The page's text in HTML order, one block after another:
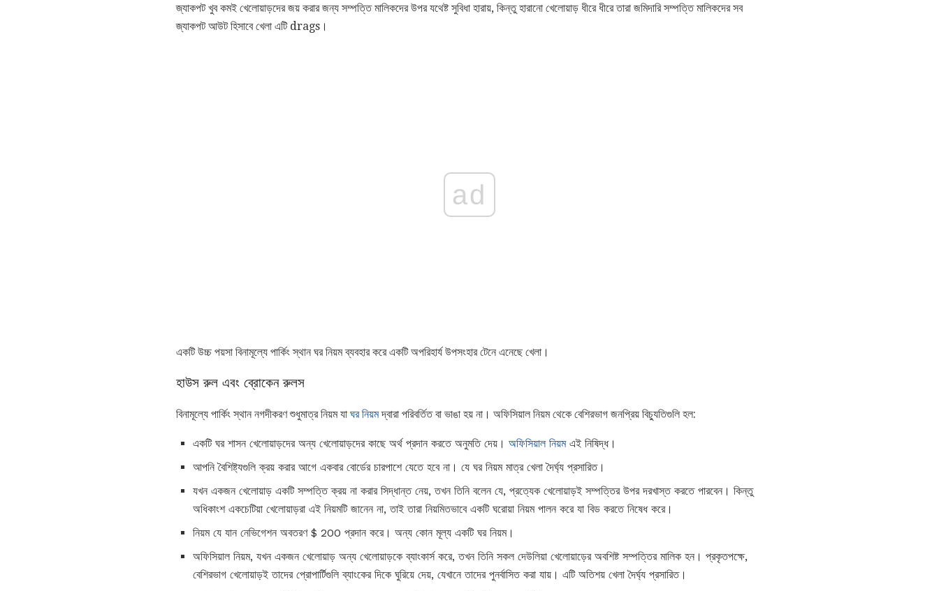
জ্যাকপট খুব কমই খেলোয়াড়দের জয় করার জন্য সম্পত্তি মালিকদের উপর যথেষ্ট সুবিধা হারায়, কিন্তু হারানো খেলোয়াড় ধীরে ধীরে তারা জমিদারি সম্পত্তি মালিকদের সব
জ্যাকপট আউট হিসাবে খেলা এটি drags।
ad
একটি উচ্চ পয়সা বিনামূল্যে পার্কিং স্থান ঘর নিয়ম ব্যবহার করে একটি অপরিহার্য উপসংহার টেনে এনেছে খেলা।
হাউস রুল এবং ব্রোকেন রুলস
বিনামূল্যে পার্কিং স্থান নগদীকরণ শুধুমাত্র নিয়ম যা ঘর নিয়মদ্বারা পরিবর্তিত বা ভাঙা হয় না। অফিসিয়াল নিয়ম থেকে বেশিরভাগ জনপ্রিয় বিচ্যুতিগুলি হল:
একটি ঘর শাসন খেলোয়াড়দের অন্য খেলোয়াড়দের কাছে অর্থ প্রদান করতে অনুমতি দেয়। অফিসিয়াল নিয়মএই নিষিদ্ধ।
আপনি বৈশিষ্ট্যগুলি ক্রয় করার আগে একবার বোর্ডের চারপাশে যেতে হবে না। যে ঘর নিয়ম মাত্র খেলা দৈর্ঘ্য প্রসারিত।
যখন একজন খেলোয়াড় একটি সম্পত্তি ক্রয় না করার সিদ্ধান্ত নেয়, তখন তিনি বলেন যে, প্রত্যেক খেলোয়াড়ই সম্পত্তির উপর দরখাস্ত করতে পারবেন। কিন্তু
অধিকাংশ একচেটিয়া খেলোয়াড়রা এই নিয়মটি জানেন না, তাই তারা নিয়মিতভাবে একটি ঘরোয়া নিয়ম পালন করে যা বিড করতে নিষেধ করে।
নিয়ম যে যান নেভিগেশন অবতরণ $ 200 প্রদান করে। অন্য কোন মূল্য একটি ঘর নিয়ম।
অফিসিয়াল নিয়ম, যখন একজন খেলোয়াড় অন্য খেলোয়াড়কে ব্যাংকার্স করে, তখন তিনি সকল দেউলিয়া খেলোয়াড়ের অবশিষ্ট সম্পত্তির মালিক হন। প্রকৃতপক্ষে,
বেশিরভাগ খেলোয়াড়ই তাদের প্রোপার্টিগুলি ব্যাংকের দিকে ঘুরিয়ে দেয়, যেখানে তাদের পুনর্বাসিত করা যায়। এটি অতিশয় খেলা দৈর্ঘ্য প্রসারিত।